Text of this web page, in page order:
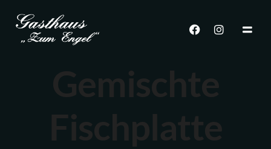
Gemischte
Fischplatte